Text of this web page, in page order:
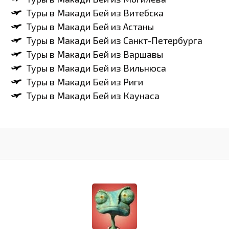
Туры в Макади Бей из Витебска
Туры в Макади Бей из Астаны
Туры в Макади Бей из Санкт-Петербурга
Туры в Макади Бей из Варшавы
Туры в Макади Бей из Вильнюса
Туры в Макади Бей из Риги
Туры в Макади Бей из Каунаса